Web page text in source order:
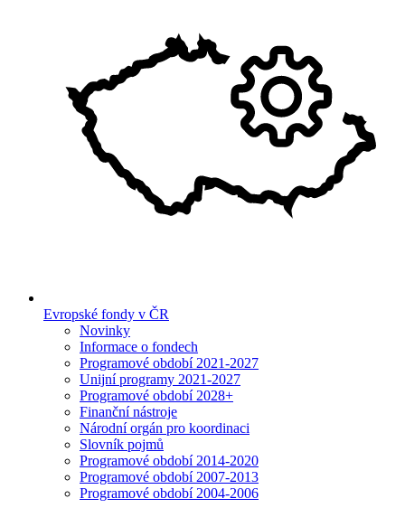
Evropské fondy v ČR
Novinky
Informace o fondech
Programové období 2021-2027
Unijní programy 2021-2027
Programové období 2028+
Finanční nástroje
Národní orgán pro koordinaci
Slovník pojmů
Programové období 2014-2020
Programové období 2007-2013
Programové období 2004-2006